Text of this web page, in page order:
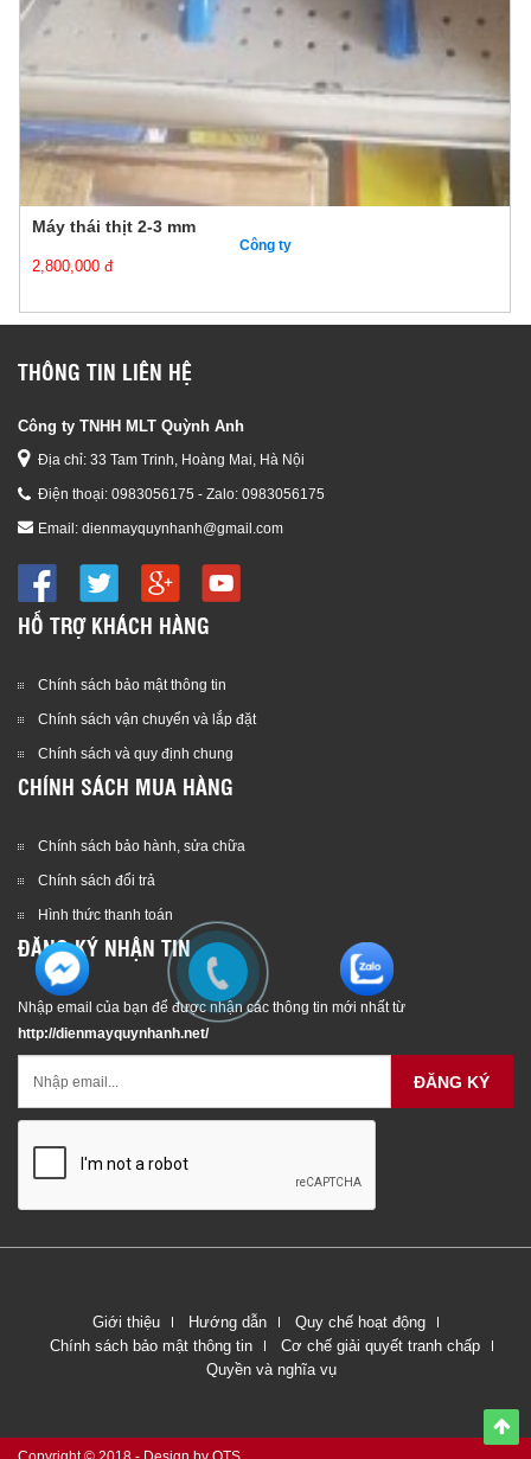
Máy thái thịt 2-3 mm
Công ty
2,800,000 đ
THÔNG TIN LIÊN HỆ
Công ty TNHH MLT Quỳnh Anh
Địa chỉ: 33 Tam Trinh, Hoàng Mai, Hà Nội
Điện thoại: 0983056175 - Zalo: 0983056175
Email: dienmayquynhanh@gmail.com
HỖ TRỢ KHÁCH HÀNG
Chính sách bảo mật thông tin
Chính sách vận chuyển và lắp đặt
Chính sách và quy định chung
CHÍNH SÁCH MUA HÀNG
Chính sách bảo hành, sửa chữa
Chính sách đổi trả
Hình thức thanh toán
ĐĂNG KÝ NHẬN TIN
Nhập email của bạn để được nhận các thông tin mới nhất từ
http://dienmayquynhanh.net/
ĐĂNG KÝ
Giới thiệu Hướng dẫn
Quy chế hoạt động
Chính sách bảo mật thông tin
Cơ chế giải quyết tranh chấp
Quyền và nghĩa vụ